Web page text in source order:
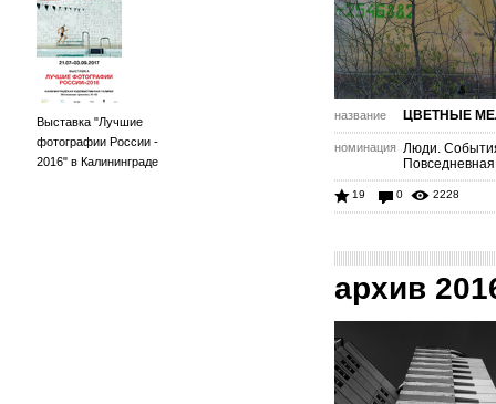
Выставка "Лучшие
фотографии России -
2016" в Калининграде
название ЦВЕТНЫЕ
номинация Люди.
19 0 2228
архив